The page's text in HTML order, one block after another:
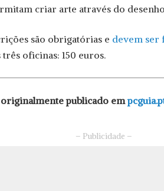
criar arte através do
são obrigatórias e devem ser
três oficinas: 150 euros.
publicado em
– Publicidade –